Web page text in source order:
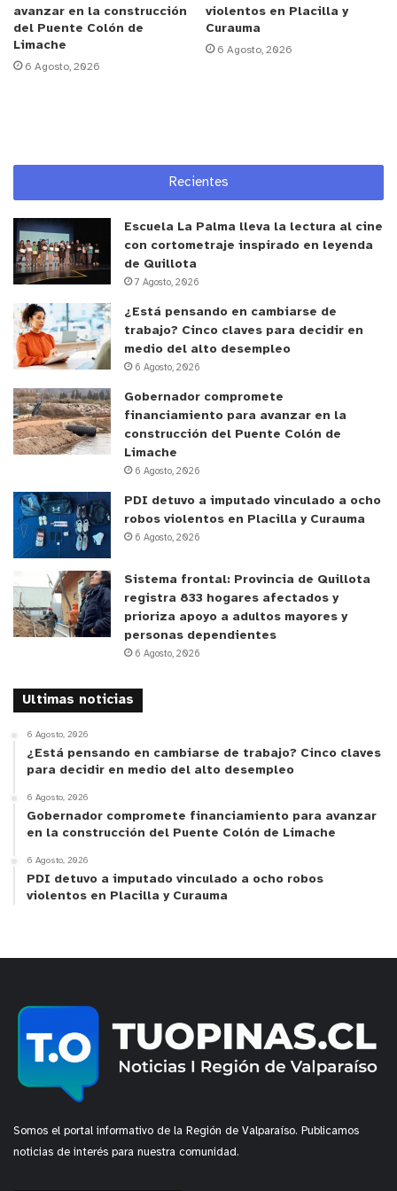
ciudad. Las autoridades locales reiteraron la
invitación y destacaron la importancia de acercar
obras de alto nivel artístico al público de la
avanzar en la construcción
del Puente Colón de
Limache
6 Agosto, 2026
violentos en Placilla y
Curauma
6 Agosto, 2026
Recientes
Escuela La Palma lleva la lectura al cine
con cortometraje inspirado en leyenda
de Quillota
7 Agosto, 2026
¿Está pensando en cambiarse de
trabajo? Cinco claves para decidir en
medio del alto desempleo
6 Agosto, 2026
Gobernador compromete
financiamiento para avanzar en la
construcción del Puente Colón de
Limache
6 Agosto, 2026
PDI detuvo a imputado vinculado a ocho
robos violentos en Placilla y Curauma
6 Agosto, 2026
Sistema frontal: Provincia de Quillota
registra 833 hogares afectados y
prioriza apoyo a adultos mayores y
personas dependientes
6 Agosto, 2026
Ultimas noticias
6 Agosto, 2026
¿Está pensando en cambiarse de trabajo? Cinco claves
para decidir en medio del alto desempleo
6 Agosto, 2026
Gobernador compromete financiamiento para avanzar
en la construcción del Puente Colón de Limache
6 Agosto, 2026
PDI detuvo a imputado vinculado a ocho robos
violentos en Placilla y Curauma
Somos el portal informativo de la Región de Valparaíso. Publicamos
noticias de interés para nuestra comunidad.